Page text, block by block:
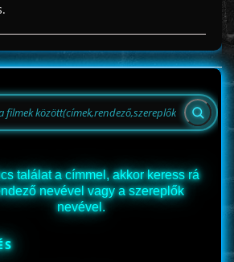
találat a címmel, akkor keress rá
nevével vagy a szereplők
nevével.